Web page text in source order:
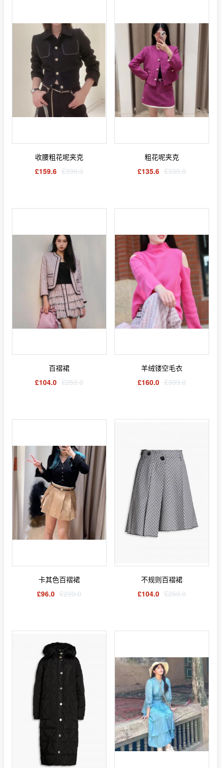
收腰粗花呢夹克
£159.6 £399.0
粗花呢夹克
£135.6 £339.0
百褶裙
£104.0 £259.0
羊绒镂空毛衣
£160.0 £399.0
卡其色百褶裙
£96.0 £239.0
不规则百褶裙
£104.0 £259.0